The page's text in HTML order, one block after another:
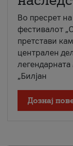
Во пресрет
фестивалот
претстави
централен
„Билјан
Дознај